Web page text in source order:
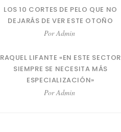
LOS 10 CORTES DE PELO QUE NO
DEJARÁS DE VER ESTE OTOÑO
PorAdmin
RAQUEL LIFANTE «EN ESTE SECTOR
SIEMPRE SE NECESITA MÁS
ESPECIALIZACIÓN»
PorAdmin